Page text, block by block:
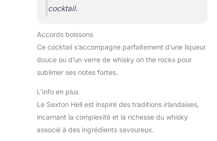
cocktail.
Accords boissons
Ce cocktail s’accompagne parfaitement d’une liqueur
douce ou d’un verre de whisky on the rocks pour
sublimer ses notes fortes.
L’info en plus
Le Sexton Hell est inspiré des traditions irlandaises,
incarnant la complexité et la richesse du whisky
associé à des ingrédients savoureux.